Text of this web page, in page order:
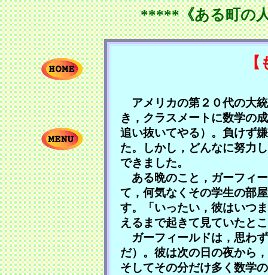
*****《ある町の
アメリカの第２０代の大
き，クラスメートに数学の
追い抜いてやる）。負けず
た。しかし，どんなに努力
できました。
ある晩のこと，ガーフィ
て，何気なくその学生の部
す。「いったい，彼はいつ
えるまで起きて見ていたと
ガーフィールドは，思わ
だ）。彼は次の日の夜から
そしてその分だけ多く数学